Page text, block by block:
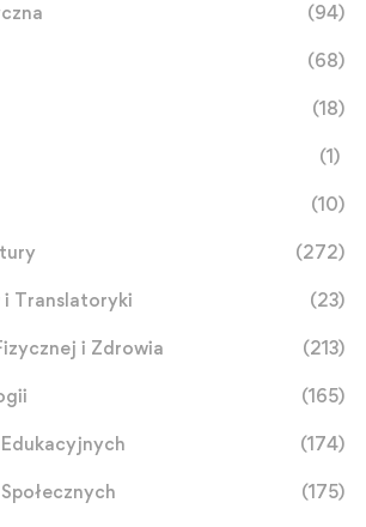
(94)
(68)
(18)
(1)
(10)
(272)
i Translatoryki (23)
i Zdrowia (213)
(165)
(174)
(175)